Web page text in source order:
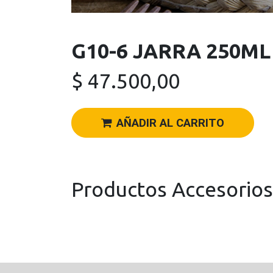
G10-6 JARRA 250ML
$ 47.500,00
AÑADIR AL CARRITO
Productos